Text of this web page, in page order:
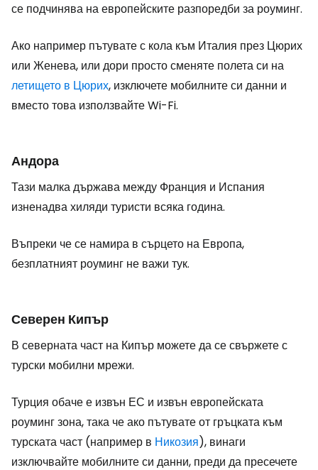
се подчинява на европейските разпоредби за роуминг.
Ако например пътувате с кола към Италия през Цюрих
или Женева, или дори просто сменяте полета си на
летището в Цюрих, изключете мобилните си данни и
вместо това използвайте Wi-Fi.
Андора
Тази малка държава между Франция и Испания
изненадва хиляди туристи всяка година.
Въпреки че се намира в сърцето на Европа,
безплатният роуминг не важи тук.
Северен Кипър
В северната част на Кипър можете да се свържете с
турски мобилни мрежи.
Турция обаче е извън ЕС и извън европейската
роуминг зона, така че ако пътувате от гръцката към
турската част (например в Никозия), винаги
изключвайте мобилните си данни, преди да пресечете